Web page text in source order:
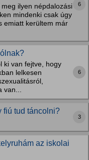
ilyen népdalozási
mindenki csak úgy
emiatt kerültem már
6
ki van fejtve, hogy
lelkesen
van...
6
fiú tud táncolni?
3
az iskolai